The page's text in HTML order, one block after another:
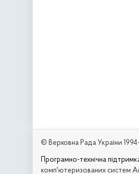
© Верховна Рада України
Програмно-технічна
комп'ютеризованих систем